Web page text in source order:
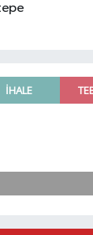
apartman